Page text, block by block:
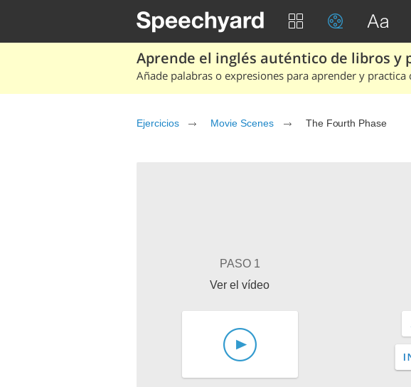
Aprende el inglés auténtico de libros y
Añade palabras o expresiones para aprender y practica
Ejercicios Movie Scenes The Fourth Phase
PASO 1
Ver el vídeo